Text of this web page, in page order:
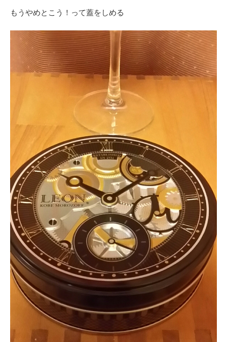
もうやめとこう！って蓋をしめる